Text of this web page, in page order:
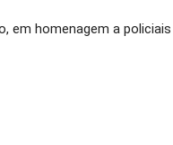
em homenagem a